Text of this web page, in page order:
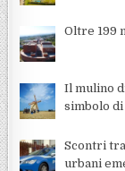
Oltre 199
Il mulino
simbolo
Scontri
urbani